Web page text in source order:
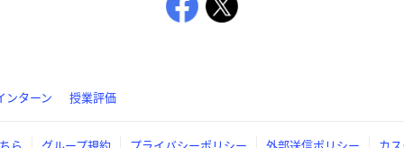
ンターン 授業評価